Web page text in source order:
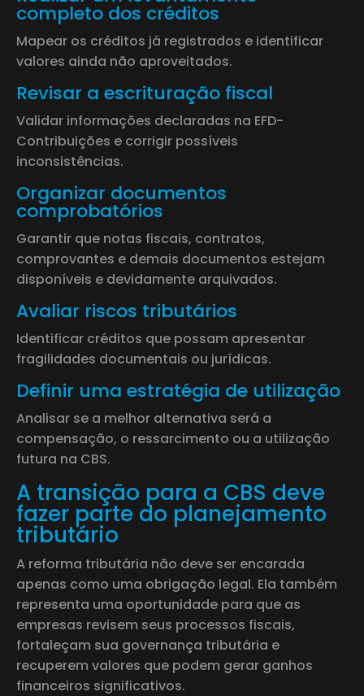
completo dos créditos
Mapear os créditos já registrados e identificar
valores ainda não aproveitados.
Revisar a escrituração fiscal
Validar informações declaradas na EFD-
Contribuições e corrigir possíveis
inconsistências.
Organizar documentos
comprobatórios
Garantir que notas fiscais, contratos,
comprovantes e demais documentos estejam
disponíveis e devidamente arquivados.
Avaliar riscos tributários
Identificar créditos que possam apresentar
fragilidades documentais ou jurídicas.
Definir uma estratégia de utilização
Analisar se a melhor alternativa será a
compensação, o ressarcimento ou a utilização
futura na CBS.
A transição para a CBS deve
fazer parte do planejamento
tributário
A reforma tributária não deve ser encarada
apenas como uma obrigação legal. Ela também
representa uma oportunidade para que as
empresas revisem seus processos fiscais,
fortaleçam sua governança tributária e
recuperem valores que podem gerar ganhos
financeiros significativos.